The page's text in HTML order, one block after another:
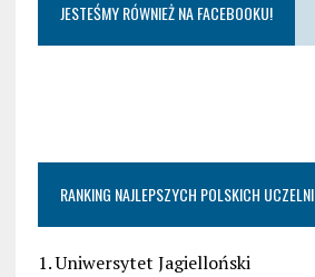
JESTEŚMY RÓWNIEŻ NA FACEBOOKU!
RANKING NAJLEPSZYCH POLSKICH UCZELNI
1. Uniwersytet Jagielloński